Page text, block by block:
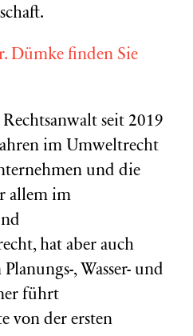
Dümke finden Sie
seit 2019
im Umweltrecht
und die
allem im
hat aber auch
, Wasser- und
führt
von der ersten